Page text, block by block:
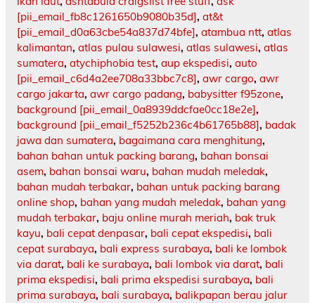
[pii_email_fb8c1261650b9080b35d], at&t
[pii_email_d0a63cbe54a837d74bfe], atambua ntt, atlas
kalimantan, atlas pulau sulawesi, atlas sulawesi, atlas
sumatera, atychiphobia test, aup ekspedisi, auto
[pii_email_c6d4a2ee708a33bbc7c8], awr cargo, awr
cargo jakarta, awr cargo padang, babysitter f95zone,
background [pii_email_0a8939ddcfae0cc18e2e],
background [pii_email_f5252b236c4b61765b88], badak
jawa dan sumatera, bagaimana cara menghitung,
bahan bahan untuk packing barang, bahan bonsai
asem, bahan bonsai waru, bahan mudah meledak,
bahan mudah terbakar, bahan untuk packing barang
online shop, bahan yang mudah meledak, bahan yang
mudah terbakar, baju online murah meriah, bak truk
kayu, bali cepat denpasar, bali cepat ekspedisi, bali
cepat surabaya, bali express surabaya, bali ke lombok
via darat, bali ke surabaya, bali lombok via darat, bali
prima ekspedisi, bali prima ekspedisi surabaya, bali
prima surabaya, bali surabaya, balikpapan berau jalur